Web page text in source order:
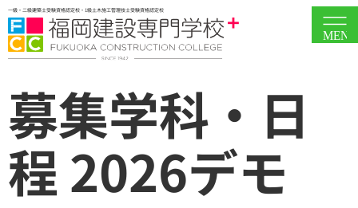
一級・二級建築士受験資格認定校・1級土木施工管理技士受験資格認定校
MENU
募集学科・日
程 2026デモ